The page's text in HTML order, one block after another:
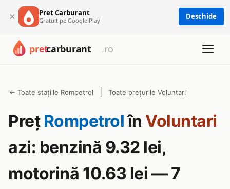
× Pret Carburant
Gratuit pe Google Play Deschide
← Toate stațiile Rompetrol Toate prețurile Voluntari
Preț Rompetrolîn Voluntari
azi: benzină 9.32 lei,
motorină 10.63 lei — 7